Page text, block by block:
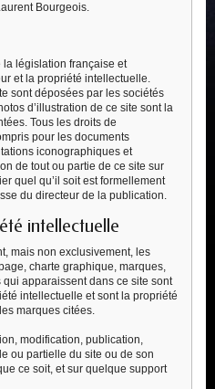
Bourgeois.
la législation française et
et la propriété intellectuelle.
sont déposées par les sociétés
d’illustration de ce site sont la
Tous les droits de
pour les documents
iconographiques et
de tout ou partie de ce site sur
quel qu’il soit est formellement
du directeur de la publication.
intellectuelle
mais non exclusivement, les
charte graphique, marques,
apparaissent dans ce site sont
intellectuelle et sont la propriété
marques citées.
modification, publication,
ou partielle du site ou de son
ce soit, et sur quelque support